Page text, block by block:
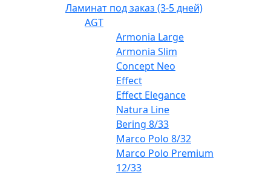
Ламинат под заказ (3-5 дней)
AGT
Armonia Large
Armonia Slim
Concept Neo
Effect
Effect Elegance
Natura Line
Bering 8/33
Marco Polo 8/32
Marco Polo Premium
12/33